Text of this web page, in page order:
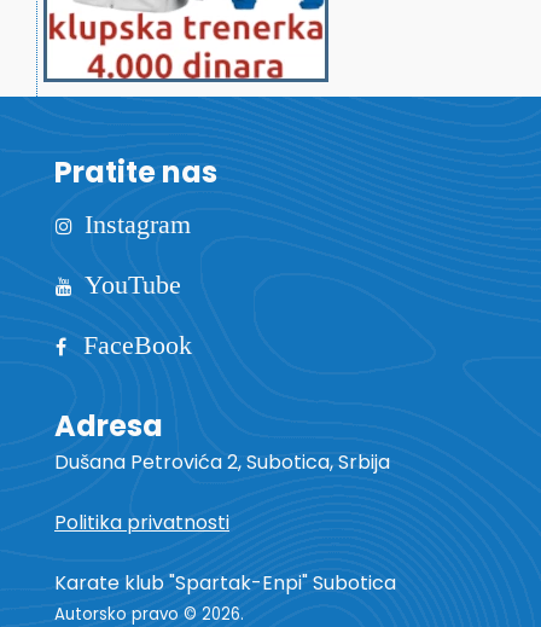
Pratite nas
Instagram
YouTube
FaceBook
Adresa
Dušana Petrovića 2, Subotica, Srbija
Politika privatnosti
Karate klub "Spartak-Enpi" Subotica
Autorsko pravo © 2026.